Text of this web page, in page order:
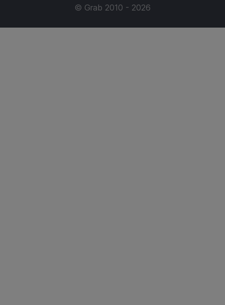
© Grab 2010 - 2026